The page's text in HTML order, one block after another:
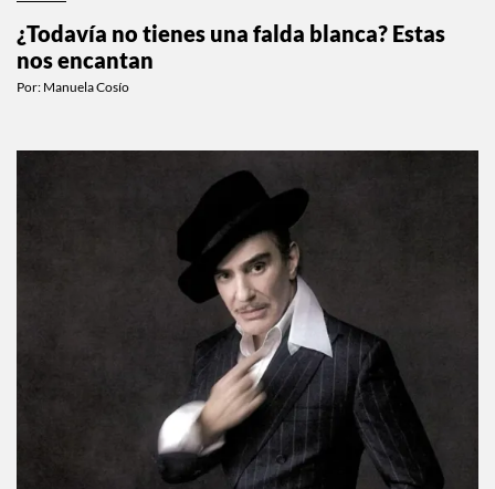
¿Todavía no tienes una falda blanca? Estas
nos encantan
Por: Manuela Cosío